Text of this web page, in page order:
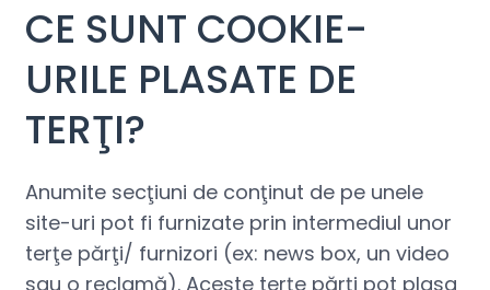
CE SUNT COOKIE-
URILE PLASATE DE
TERŢI?
Anumite secţiuni de conţinut de pe unele
site-uri pot fi furnizate prin intermediul unor
terţe părţi/ furnizori (ex: news box, un video
sau o reclamă). Aceste terţe părţi pot plasa